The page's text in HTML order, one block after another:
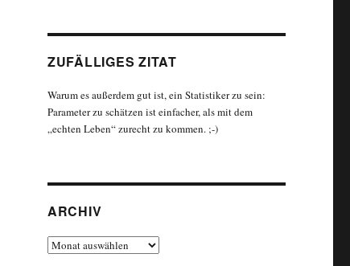
ZUFÄLLIGES ZITAT
Warum es außerdem gut ist, ein Statistiker zu sein:
Parameter zu schätzen ist einfacher, als mit dem
„echten Leben“ zurecht zu kommen. ;-)
ARCHIV
Archiv